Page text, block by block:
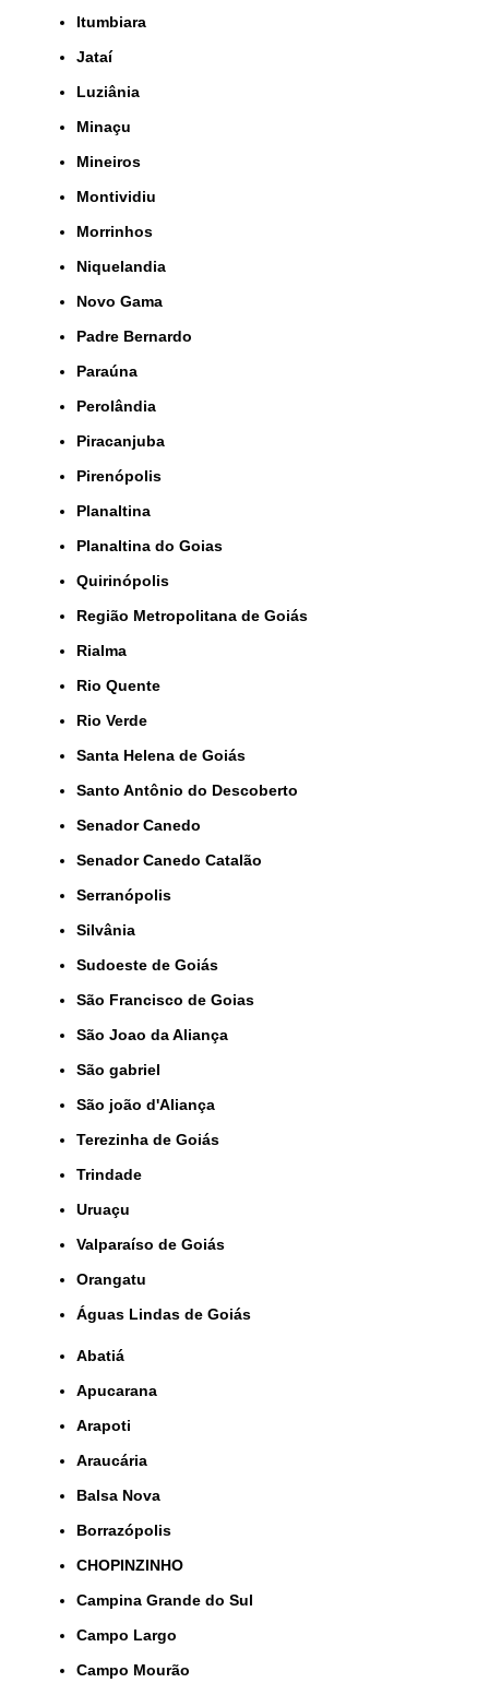
Itumbiara
Jataí
Luziânia
Minaçu
Mineiros
Montividiu
Morrinhos
Niquelandia
Novo Gama
Padre Bernardo
Paraúna
Perolândia
Piracanjuba
Pirenópolis
Planaltina
Planaltina do Goias
Quirinópolis
Região Metropolitana de Goiás
Rialma
Rio Quente
Rio Verde
Santa Helena de Goiás
Santo Antônio do Descoberto
Senador Canedo
Senador Canedo Catalão
Serranópolis
Silvânia
Sudoeste de Goiás
São Francisco de Goias
São Joao da Aliança
São gabriel
São joão d'Aliança
Terezinha de Goiás
Trindade
Uruaçu
Valparaíso de Goiás
orangatu
Águas Lindas de Goiás
Abatiá
Apucarana
Arapoti
Araucária
Balsa Nova
Borrazópolis
CHOPINZINHO
Campina Grande do Sul
Campo Largo
Campo Mourão